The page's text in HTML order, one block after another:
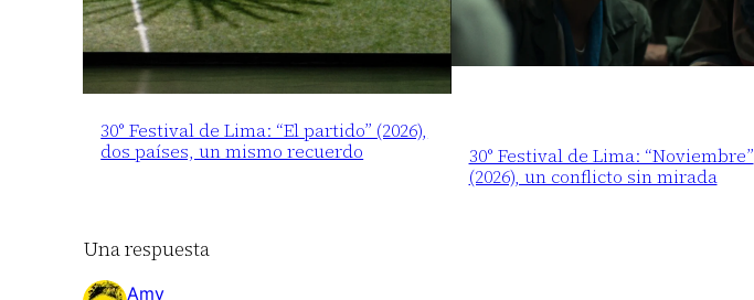
30° Festival de Lima: “El partido” (2026),
dos países, un mismo recuerdo
30° Festival de Lima: “Noviembre”
(2026), un conflicto sin mirada
Una respuesta
Amy